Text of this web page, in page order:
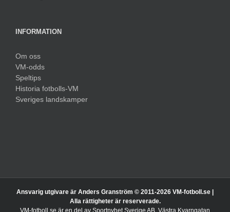
INFORMATION
Om oss
VM-odds
Speltips
Historia fotbolls-VM
Sveriges landskamper
Ansvarig utgivare är Anders Granström © 2011-2026 VM-fotboll.se |
Alla rättigheter är reserverade.
VM-fotboll.se är en del av Sportnyhet Sverige AB. Västra Kvarngatan